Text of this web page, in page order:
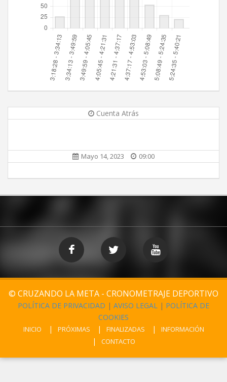
Cuenta Atrás
Mayo 14, 2023 09:00
© CRUZANDO LA META - CRONOMETRAJE DEPORTIVO
POLÍTICA DE PRIVACIDAD | AVISO LEGAL | POLÍTICA DE
COOKIES
INICIO PRÓXIMAS FINALIZADAS
INFORMACIÓN
CONTACTO